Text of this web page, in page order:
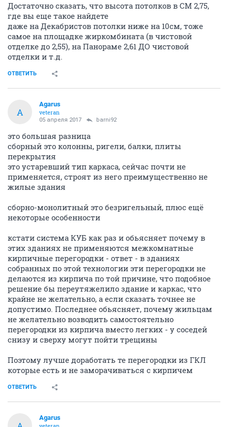
Достаточно сказать, что высота потолков в СМ 2,75,
где вы еще такое найдете
даже на Декабристов потолки ниже на 10см, тоже
самое на площадке жиркомбината (в чистовой
отделке до 2,55), на Панораме 2,61 ДО чистовой
отделки и т.д.
ОТВЕТИТЬ
A
Agarus
veteran
05 апреля 2017 barni92
это большая разница
сборный это колонны, ригели, балки, плиты
перекрытия
это устаревший тип каркаса, сейчас почти не
применяется, строят из него преимущественно не
жилые здания
сборно-монолитный это безригельный, плюс ещё
некоторые особенности
кстати система КУБ как раз и обьясняет почему в
этих зданиях не применяются межкомнатные
кирпичные перегородки - ответ - в зданиях
собранных по этой технологии эти перегородки не
делаются из кирпича по той причине, что подобное
решение бы переутяжелило здание и каркас, что
крайне не желательно, а если сказать точнее не
допустимо. Последнее обьясняет, почему жильцам
не желательно возводить самостоятельно
перегородки из кирпича вместо легких - у соседей
снизу и сверху могут пойти трещины
Поэтому лучше доработать те перегородки из ГКЛ
которые есть и не заморачиваться с кирпичем
ОТВЕТИТЬ
Agarus